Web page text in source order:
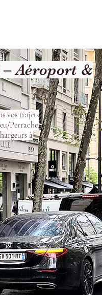
Aéroport &
vos trajets
Perrache.
à